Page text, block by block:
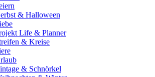
& Halloween
Life & Planner
& Kreise
& Schnörkel